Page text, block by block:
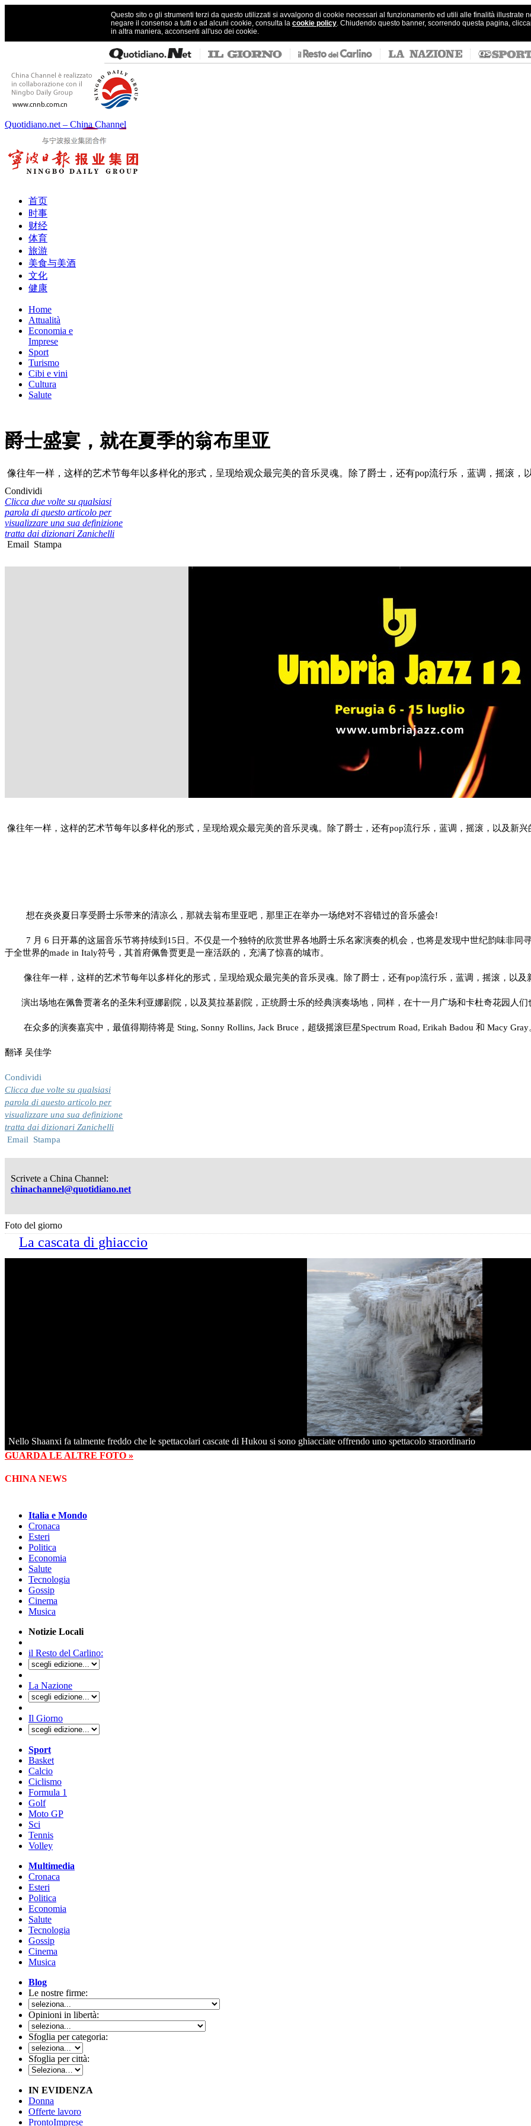
Questo sito o gli strumenti terzi da questo utilizzati si avvalgono di cookie necessari al funzionamento ed utili alle finalità illustrate
negare il consenso a tutti o ad alcuni cookie, consulta la cookie policy. Chiudendo questo banner, scorrendo questa pagina,
in altra maniera, acconsenti all'uso dei cookie.
Quotidiano.net – China Channel
首页
时事
财经
体育
旅游
美食与美酒
文化
健康
Home
Attualità
Economia e
Imprese
Sport
Turismo
Cibi e vini
Cultura
Salute
爵士盛宴，就在夏季的翁布里亚
像往年一样，这样的艺术节每年以多样化的形式，呈现给观众最完美的音乐灵魂。除了爵士，还有pop流行乐，蓝调，摇滚，
Condividi
Clicca due volte su qualsiasi
parola di questo articolo per
visualizzare una sua definizione
tratta dai dizionari Zanichelli
Email Stampa
像往年一样，这样的艺术节每年以多样化的形式，呈现给观众最完美的音乐灵魂。除了爵士，还有pop流行乐，蓝调，摇滚，以及新兴
想在炎炎夏日享受爵士乐带来的清凉么，那就去翁布里亚吧，那里正在举办一场绝对不容错过的音乐盛会!
7 月 6 日开幕的这届音乐节将持续到15日。不仅是一个独特的欣赏世界各地爵士乐名家演奏的机会，也将是发现中世纪韵味非同
于全世界的made in Italy符号，其首府佩鲁贾更是一座活跃的，充满了惊喜的城市。
像往年一样，这样的艺术节每年以多样化的形式，呈现给观众最完美的音乐灵魂。除了爵士，还有pop流行乐，蓝调，摇滚，以及
演出场地在佩鲁贾著名的圣朱利亚娜剧院，以及莫拉基剧院，正统爵士乐的经典演奏场地，同样，在十一月广场和卡杜奇花园人们
在众多的演奏嘉宾中，最值得期待将是 Sting, Sonny Rollins, Jack Bruce，超级摇滚巨星Spectrum Road, Erikah Badou 和 Macy Gray
翻译 吴佳学
Condividi
Clicca due volte su qualsiasi
parola di questo articolo per
visualizzare una sua definizione
tratta dai dizionari Zanichelli
Email
Stampa
Scrivete a China Channel:
chinachannel@quotidiano.net
Foto del giorno
La cascata di ghiaccio
Nello Shaanxi fa talmente freddo che le spettacolari cascate di Hukou si sono ghiacciate offrendo uno spettacolo straordinario
GUARDA LE ALTRE FOTO »
CHINA NEWS
Italia e Mondo
Cronaca
Esteri
Politica
Economia
Salute
Tecnologia
Gossip
Cinema
Musica
Notizie Locali
il Resto del Carlino:
La Nazione
Il Giorno
Sport
Basket
Calcio
Ciclismo
Formula 1
Golf
Moto GP
Sci
Tennis
Volley
Multimedia
Cronaca
Esteri
Politica
Economia
Salute
Tecnologia
Gossip
Cinema
Musica
Blog
Le nostre firme:
Opinioni in libertà:
Sfoglia per categoria:
Sfoglia per città:
IN EVIDENZA
Donna
Offerte lavoro
ProntoImprese